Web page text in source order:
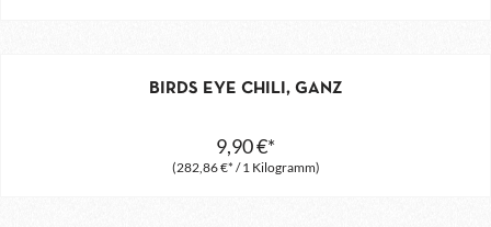
BIRDS EYE CHILI, GANZ
(282,86 €* / 1 Kilogramm)
9,90 €*